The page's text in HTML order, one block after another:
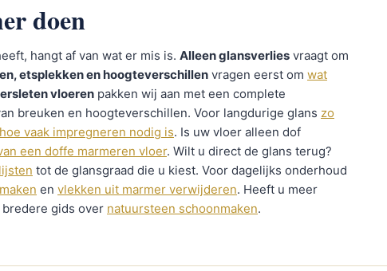
doen
hangt af van wat er mis is. Alleen glansverlies vraagt om
etsplekken en hoogteverschillen vragen eerst om wat
vloeren pakken wij aan met een complete
breuken en hoogteverschillen. Voor langdurige glans zo
hoe vaak impregneren nodig is. Is uw vloer alleen dof
een doffe marmeren vloer. Wilt u direct de glans terug?
tot de glansgraad die u kiest. Voor dagelijks onderhoud
en vlekken uit marmer verwijderen. Heeft u meer
gids over natuursteen schoonmaken.